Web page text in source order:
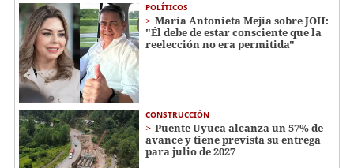
POLÍTICOS
María Antonieta Mejía sobre JOH:
"Él debe de estar consciente que la
reelección no era permitida"
CONSTRUCCIÓN
Puente Uyuca alcanza un 57% de
avance y tiene prevista su entrega
para julio de 2027